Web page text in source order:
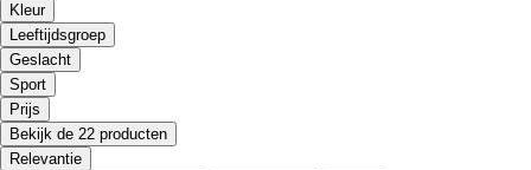
Kleur
Leeftijdsgroep
Geslacht
Sport
Prijs
Bekijk de 22 producten
Relevantie